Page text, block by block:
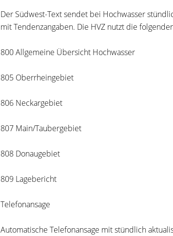
Der Südwest-Text sendet bei Hochwasser
mit Tendenzangaben. Die HVZ nutzt die
800 Allgemeine Übersicht Hochwasser
805 Oberrheingebiet
806 Neckargebiet
807 Main/Taubergebiet
808 Donaugebiet
809 Lagebericht
Telefonansage
Automatische Telefonansage mit stündlich